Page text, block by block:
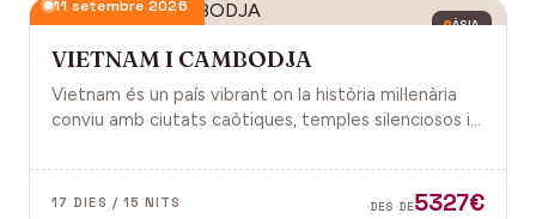
ÀSIA
11 setembre 2026
VIETNAM I CAMBODJA
Vietnam és un país vibrant on la història mil·lenària
conviu amb ciutats caòtiques, temples silenciosos i
badies. Cambodja és un murmuri de selva i pedra
antiga, on els temples d'Angkor emergeixen entre
17 DIES / 15 NITS DES DE5327€